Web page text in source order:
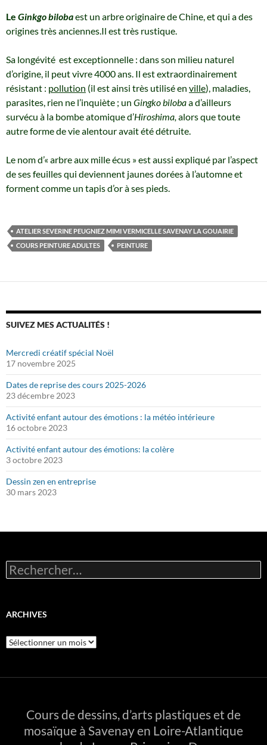
Le Ginkgo bilobaest un arbre originaire de Chine, et qui a des
origines très anciennes.Il est très rustique.
Sa longévité est exceptionnelle : dans son milieu naturel
d’origine, il peut vivre 4000 ans. Il est extraordinairement
résistant : pollution (il est ainsi très utilisé en ville), maladies,
parasites, rien ne l’inquiète ; un Gingko bilobaa d’ailleurs
survécu à la bombe atomique d’Hiroshima,alors que toute
autre forme de vie alentour avait été détruite.
Le nom d’« arbre aux mille écus » est aussi expliqué par l’aspect
de ses feuilles qui deviennent jaunes dorées à l’automne et
forment comme un tapis d’or à ses pieds.
ATELIER SEVERINE PEUGNIEZ MIMI VERMICELLE SAVENAY LA GOUAIRIE
COURS PEINTURE ADULTES
PEINTURE
SUIVEZ MES ACTUALITÉS !
Mercredi créatif spécial Noël
17 novembre 2025
Dates de reprise des cours 2025-2026
23 décembre 2023
Activité enfant autour des émotions : la météo intérieure
16 octobre 2023
Activité enfant autour des émotions: la colère
3 octobre 2023
Dessin zen en entreprise
30 mars 2023
Rechercher :
ARCHIVES
Archives
Cours de dessins, d’arts plastiques et de
mosaïque à Savenay en Loire-Atlantique